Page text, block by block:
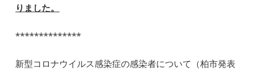
りました。
**************
新型コロナウイルス感染症の感染者について（柏市発表